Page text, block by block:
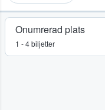
Onumrerad plats
1 - 4 biljetter